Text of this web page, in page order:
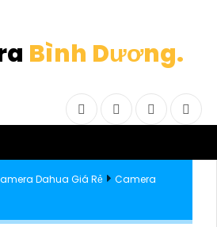
Bình Dương.
FacebookTwitter Instagram
Dahua Giá Rẻ
Camera